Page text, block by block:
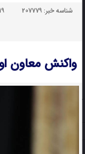
شناسه خبر:207779 19 مارس 2025 - 17:13
واکنش معاون